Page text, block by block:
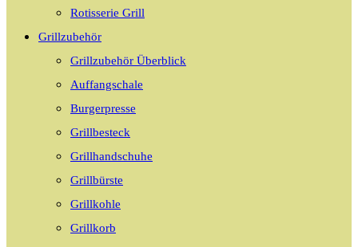
Rotisserie Grill
Grillzubehör
Grillzubehör Überblick
Auffangschale
Burgerpresse
Grillbesteck
Grillhandschuhe
Grillbürste
Grillkohle
Grillkorb